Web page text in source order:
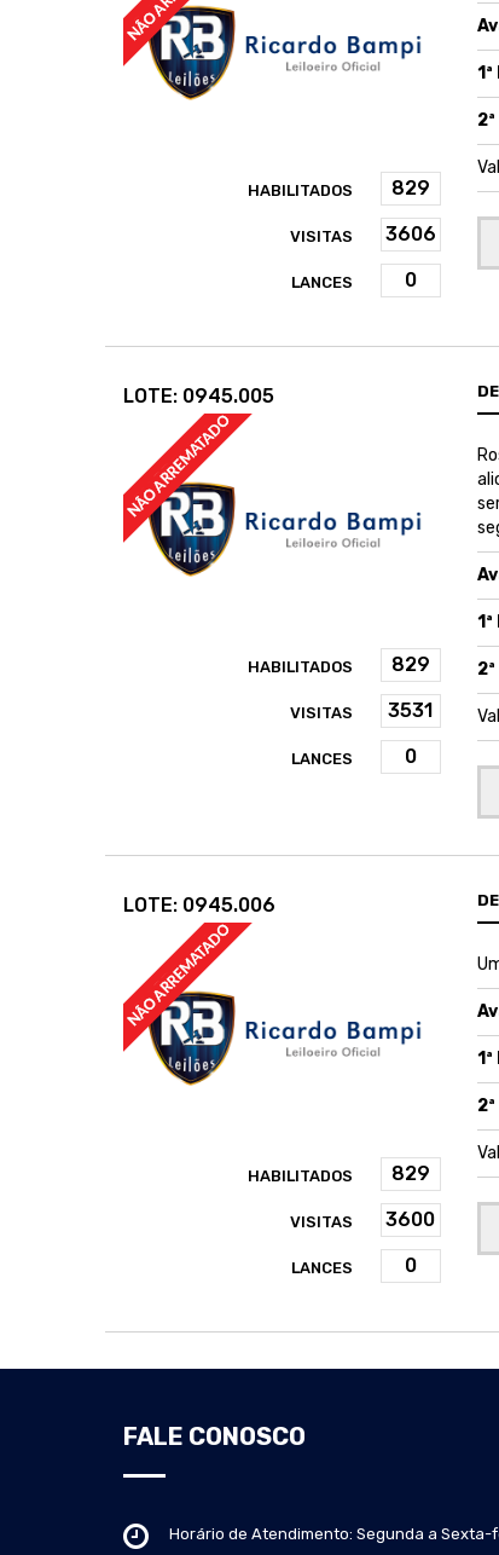
HABILITADOS
VISITAS
LANCES
LOTE: 0945.005
HABILITADOS
VISITAS
LANCES
LOTE: 0945.006
HABILITADOS
VISITAS
LANCES
FALE CONOSCO
Horário de Atendimento: Segunda a Sexta-